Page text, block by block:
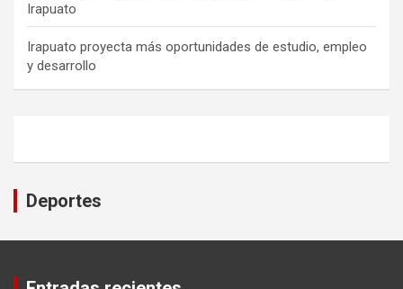
Irapuato
Irapuato proyecta más oportunidades de estudio, empleo
y desarrollo
Deportes